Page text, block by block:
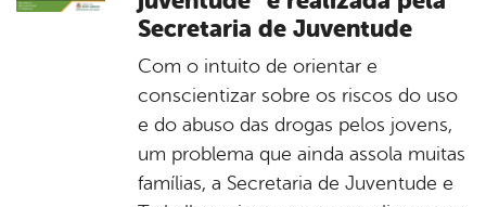
Secretaria de Juventude
Com o intuito de orientar e
conscientizar sobre os riscos do uso
e do abuso das drogas pelos jovens,
um problema que ainda assola muitas
famílias, a Secretaria de Juventude e